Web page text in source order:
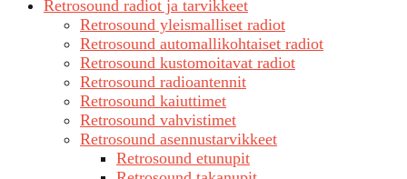
Retrosound radiot ja tarvikkeet
Retrosound yleismalliset radiot
Retrosound automallikohtaiset radiot
Retrosound kustomoitavat radiot
Retrosound radioantennit
Retrosound kaiuttimet
Retrosound vahvistimet
Retrosound asennustarvikkeet
Retrosound etunupit